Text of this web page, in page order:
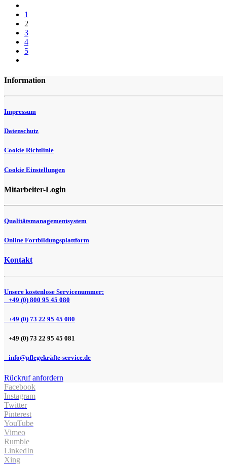
1
2
3
4
5
Information
Impressum
Datenschutz
Cookie Richtlinie
Cookie Einstellungen
Mitarbeiter-Login
Qualitätsmanagementsystem
Online Fortbildungsplattform
Kontakt
Unsere kostenlose Servicenummer:
+49 (0) 800 95 45 080
+49 (0) 73 22 95 45 080
+49 (0) 73 22 95 45 081
info@pflegekräfte-service.de
Rückruf anfordern
Facebook
Instagram
Twitter
Pinterest
YouTube
Vimeo
Rumble
LinkedIn
Xing